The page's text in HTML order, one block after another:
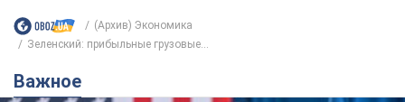
(Архив) Экономика
Зеленский: прибыльные грузовые...
Важное